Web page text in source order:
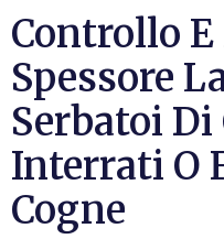
Controllo
Spessore
Serbatoi
Interrati O
Cogne